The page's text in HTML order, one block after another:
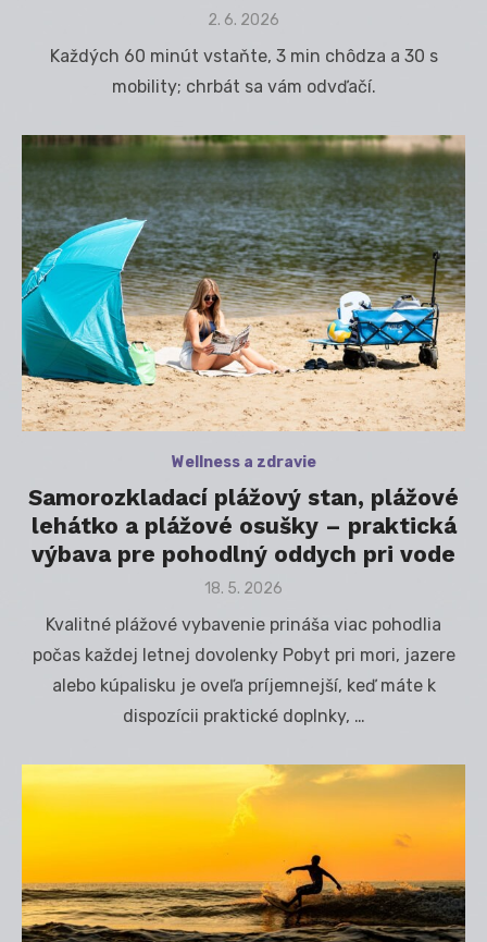
Posted
2. 6. 2026
Každých 60 minút vstaňte, 3 min chôdza a 30 s
mobility; chrbát sa vám odvďačí.
Wellness a zdravie
Samorozkladací plážový stan, plážové
lehátko a plážové osušky – praktická
výbava pre pohodlný oddych pri vode
Posted
18. 5. 2026
Kvalitné plážové vybavenie prináša viac pohodlia
počas každej letnej dovolenky Pobyt pri mori, jazere
alebo kúpalisku je oveľa príjemnejší, keď máte k
dispozícii praktické doplnky, …